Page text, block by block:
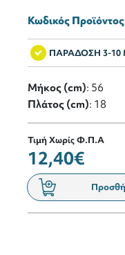
Κωδικός
ΠΑΡΑΔΟΣΗ 3-10
Μήκος (cm): 56
Πλάτος (cm): 18
Τιμή Χωρίς Φ.Π.Α
12,40€